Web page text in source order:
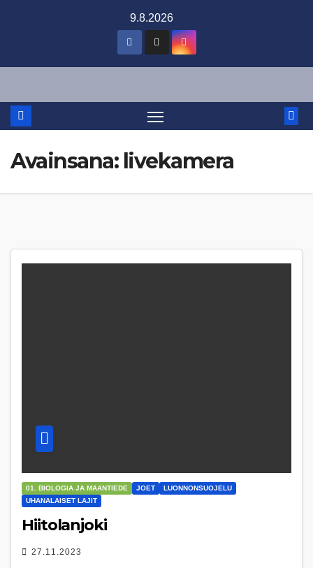
9.8.2026
Avainsana: livekamera
01. BIOLOGIA JA MAANTIEDE JOET
LUONNONSUOJELU
UHANALAISET LAJIT
Hiitolanjoki
27.11.2023